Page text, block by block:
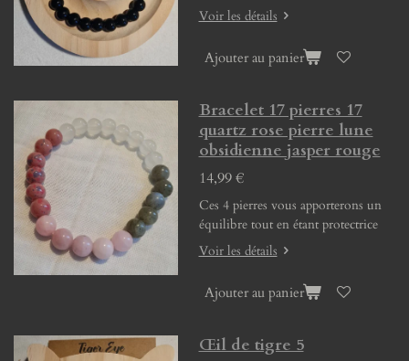
Voir les détails
Ajouter au panier
Bracelet 17 pierres 17
quartz rose pierre lune
obsidienne jasper rouge
14,99 €
Ces 4 pierres vous apporterons un
équilibre tout en étant protectrice
Voir les détails
Ajouter au panier
Œil de tigre 5